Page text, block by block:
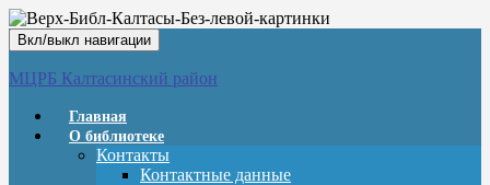
Вкл/выкл навигации
МЦРБ Калтасинский район
Главная
О библиотеке
Контакты
Контактные данные